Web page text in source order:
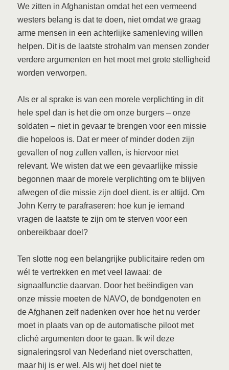
We zitten in Afghanistan omdat het een vermeend
westers belang is dat te doen, niet omdat we graag
arme mensen in een achterlijke samenleving willen
helpen. Dit is de laatste strohalm van mensen zonder
verdere argumenten en het moet met grote stelligheid
worden verworpen.
Als er al sprake is van een morele verplichting in dit
hele spel dan is het die om onze burgers – onze
soldaten – niet in gevaar te brengen voor een missie
die hopeloos is. Dat er meer of minder doden zijn
gevallen of nog zullen vallen, is hiervoor niet
relevant. We wisten dat we een gevaarlijke missie
begonnen maar de morele verplichting om te blijven
afwegen of die missie zijn doel dient, is er altijd. Om
John Kerry te parafraseren: hoe kun je iemand
vragen de laatste te zijn om te sterven voor een
onbereikbaar doel?
Ten slotte nog een belangrijke publicitaire reden om
wél te vertrekken en met veel lawaai: de
signaalfunctie daarvan. Door het beëindigen van
onze missie moeten de NAVO, de bondgenoten en
de Afghanen zelf nadenken over hoe het nu verder
moet in plaats van op de automatische piloot met
cliché argumenten door te gaan. Ik wil deze
signaleringsrol van Nederland niet overschatten,
maar hij is er wel. Als wij het doel niet te